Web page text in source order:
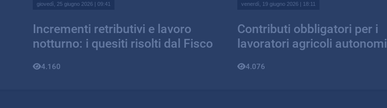
giovedì, 25 giugno 2026 | 09:41
Incrementi retributivi e lavoro
notturno: i quesiti risolti dal Fisco
4.160
venerdì, 19 giugno 2026 | 18:11
Contributi obbligatori per i
lavoratori agricoli autonomi
4.076